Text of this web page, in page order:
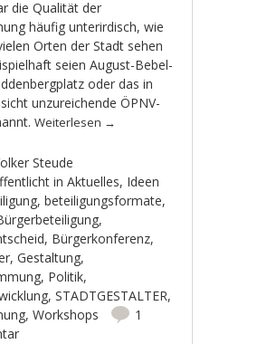
die Qualität der
häufig unterirdisch, wie
Orten der Stadt sehen
seien August-Bebel-
oder das in
unzureichende ÖPNV-
Weiterlesen →
Steude
inAktuelles, Ideen
,beteiligungsformate,
,
, Bürgerkonferenz,
,Gestaltung,
, Politik,
,STADTGESTALTER,
,Workshops
1